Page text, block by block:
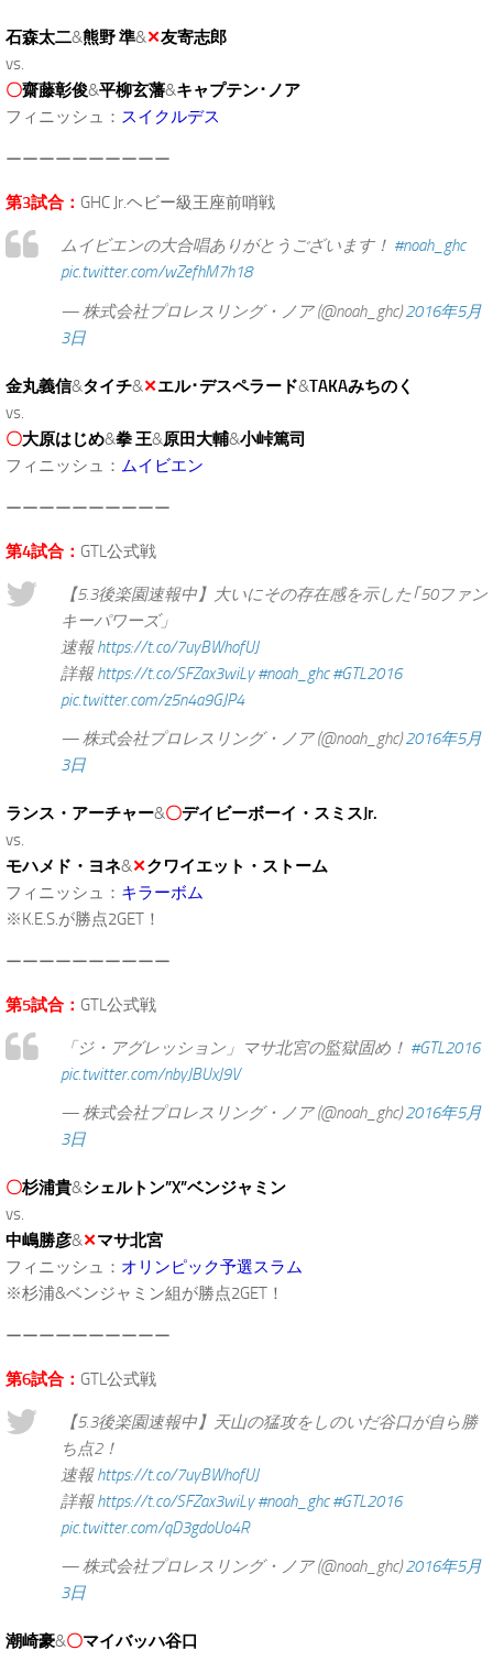
石森太二&熊野 準&✕友寄志郎
vs.
〇齋藤彰俊&平柳玄藩&キャプテン･ノア
フィニッシュ： スイクルデス
ーーーーーーーーーー
第3試合： GHC Jr.ヘビー級王座前哨戦
ムイビエンの大合唱ありがとうございます！ #noah_ghc
pic.twitter.com/wZefhM7h18
— 株式会社プロレスリング・ノア (@noah_ghc)2016年5月
3日
金丸義信&タイチ&✕エル･デスペラード&TAKAみちのく
vs.
〇大原はじめ&拳 王&原田大輔&小峠篤司
フィニッシュ： ムイビエン
ーーーーーーーーーー
第4試合： GTL公式戦
【5.3後楽園速報中】大いにその存在感を示した｢50ファン
キーパワーズ」
速報https://t.co/7uyBWhofUJ
詳報https://t.co/SFZax3wiLy #noah_ghc #GTL2016
pic.twitter.com/z5n4a9GJP4
— 株式会社プロレスリング・ノア (@noah_ghc)2016年5月
3日
ランス・アーチャー&〇デイビーボーイ・スミスJr.
vs.
モハメド・ヨネ&✕クワイエット・ストーム
フィニッシュ： キラーボム
※K.E.S.が勝点2GET！
ーーーーーーーーーー
第5試合： GTL公式戦
「ジ・アグレッション」マサ北宮の監獄固め！ #GTL2016
pic.twitter.com/nbyJBUxJ9V
— 株式会社プロレスリング・ノア (@noah_ghc)2016年5月
3日
〇杉浦貴&シェルトン”X”ベンジャミン
vs.
中嶋勝彦&✕マサ北宮
フィニッシュ： オリンピック予選スラム
※杉浦&ベンジャミン組が勝点2GET！
ーーーーーーーーーー
第6試合： GTL公式戦
【5.3後楽園速報中】天山の猛攻をしのいだ谷口が自ら勝
ち点2！
速報https://t.co/7uyBWhofUJ
詳報https://t.co/SFZax3wiLy #noah_ghc #GTL2016
pic.twitter.com/qD3gdoUo4R
— 株式会社プロレスリング・ノア (@noah_ghc)2016年5月
3日
潮崎豪&〇マイバッハ谷口